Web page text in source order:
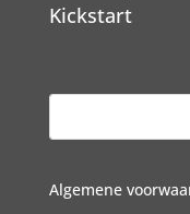
Kickstart
Algemene